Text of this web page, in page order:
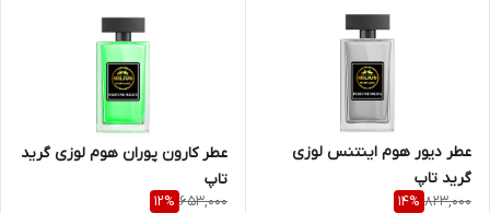
عطر دیور هوم اینتنس لوزی
گرید تاپ
823,000
14%
عطر کارون پوران هوم لوزی گرید
تاپ
653,000
12%